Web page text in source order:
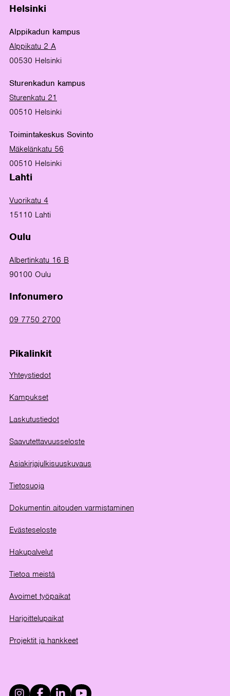
Helsinki
Alppikadun kampus
Alppikatu 2 A
00530 Helsinki
Sturenkadun kampus
Sturenkatu 21
00510 Helsinki
Toimintakeskus Sovinto
Mäkelänkatu 56
00510 Helsinki
Lahti
Vuorikatu 4
15110 Lahti
Oulu
Albertinkatu 16 B
90100 Oulu
Infonumero
09 7750 2700
Pikalinkit
Yhteystiedot
Kampukset
Laskutustiedot
Saavutettavuusseloste
Asiakirjajulkisuuskuvaus
Tietosuoja
Dokumentin aitouden varmistaminen
Evästeseloste
Hakupalvelut
Tietoa meistä
Avoimet työpaikat
Harjoittelupaikat
Projektit ja hankkeet